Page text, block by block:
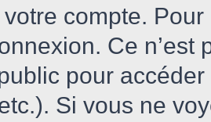
compte.
Ce
pour
Si vous ne